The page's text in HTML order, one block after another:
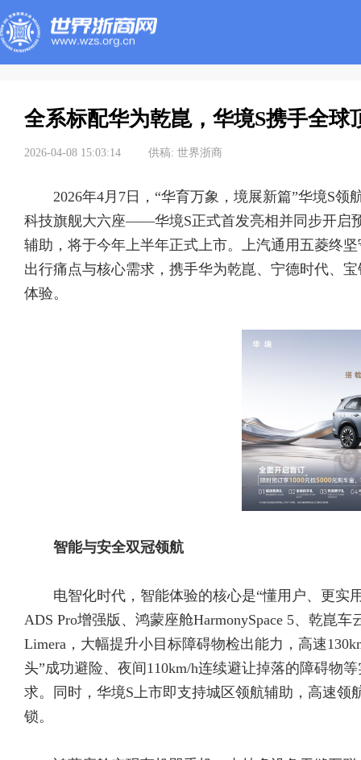
全系标配华为乾崑，华境S携手全
2026-04-08 15:03:14 供稿: 世界浙商
2026年4月7日，“华育万象，境展新篇”华境S
科技旗舰大六座——华境S正式首发亮相并同步开启
辅助，将于今年上半年正式上市。上汽通用五菱终
出行痛点与核心需求，携手华为乾崑、宁德时代、
体验。
智能与安全双冠领航
电智化时代，智能体验的核心是“懂用户、更实
ADS Pro增强版、鸿蒙座舱HarmonySpace 5、乾崑
Limera，大幅提升小目标障碍物检出能力，高速
头”成功避险、夜间110km/h连续避让掉落的障碍物
求。同时，华境S上市即支持城区领航辅助，高速
锁。